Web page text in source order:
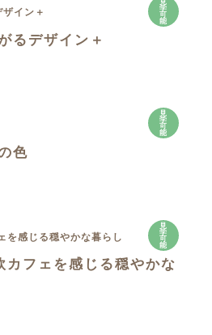
学
可
能
るデザイン＋
見
学
可
能
色
見
学
可
能
フェを感じる穏やかな